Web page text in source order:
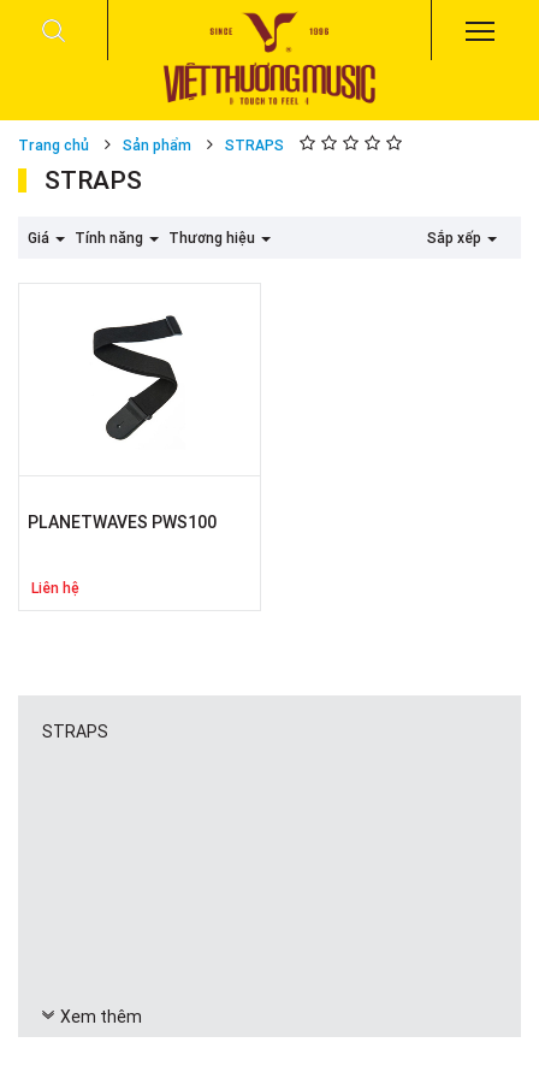
Trang chủ Sản phẩm STRAPS
STRAPS
Giá Tính năng Thương hiệu Sắp xếp
PLANETWAVES PWS100
Liên hệ
STRAPS
Xem thêm